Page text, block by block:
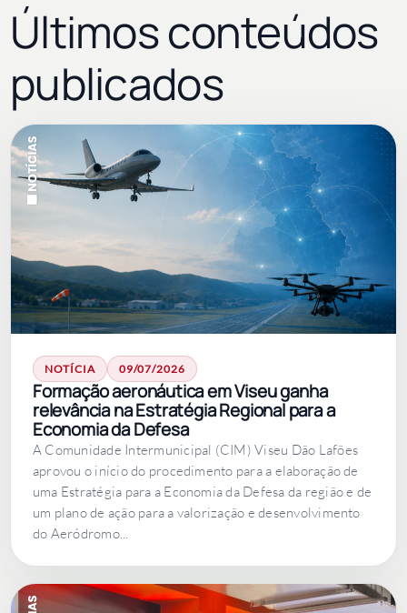
Últimos conteúdos
publicados
NOTÍCIA 09/07/2026
Formação aeronáutica em Viseu ganha
relevância na Estratégia Regional para a
Economia da Defesa
A Comunidade Intermunicipal (CIM) Viseu Dão Lafões
aprovou o início do procedimento para a elaboração de
uma Estratégia para a Economia da Defesa da região e de
um plano de ação para a valorização e desenvolvimento
do Aeródromo...